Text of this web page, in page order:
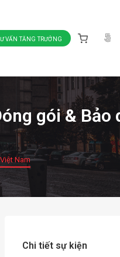
VẤN TĂNG TRƯỞNG
gói & Bảo
Nam
Chi tiết sự kiện